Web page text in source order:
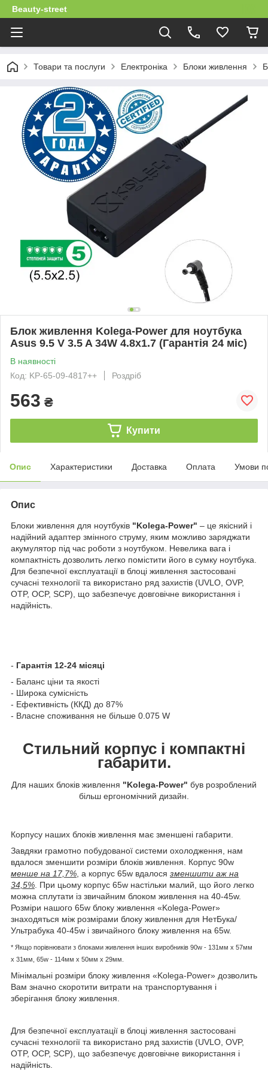
Beauty-street
Товари та послуги Електроніка Блоки живлення
Блок живлення Kolega-Power для ноутбука
Asus 9.5 V 3.5 A 34W 4.8x1.7 (Гарантія 24 міс)
В наявності
Код: KP-65-09-4817++
Роздріб
563 ₴
Купити
Опис Характеристики Доставка Оплата Умови
Опис
Блоки живлення для ноутбуків "Kolega-Power" – це якісний і
надійний адаптер змінного струму, яким можливо заряджати
акумулятор під час роботи з ноутбуком. Невелика вага і
компактність дозволить легко помістити його в сумку ноутбука.
Для безпечної експлуатації в блоці живлення застосовані
сучасні технології та використано ряд захистів (UVLO, OVP,
OTP, OCP, SCP), що забезпечує довговічне використання і
надійність.
- Гарантія 12-24 місяці
- Баланс ціни та якості
- Широка сумісність
- Ефективність (ККД) до 87%
- Власне споживання не більше 0.075 W
Стильний корпус і компактні
габарити.
Для наших блоків живлення "Kolega-Power" був розроблений
більш ергономічний дизайн.
Корпусу наших блоків живлення має зменшені габарити.
Завдяки грамотно побудованої системи охолодження, нам
вдалося зменшити розміри блоків живлення. Корпус 90w
менше на 17,7% , а корпус 65w вдалося зменшити аж на
34,5% . При цьому корпус 65w настільки малий, що його легко
можна сплутати із звичайним блоком живлення на 40-45w.
Розміри нашого 65w блоку живлення «Kolega-Power»
знаходяться між розмірами блоку живлення для НетБука/
Ультрабука 40-45w і звичайного блоку живлення на 65w.
* Якщо порівнювати з блоками живлення інших виробників 90w - 131мм x 57мм
x 31мм, 65w - 114мм х 50мм x 29мм.
Мінімальні розміри блоку живлення «Kolega-Power» дозволить
Вам значно скоротити витрати на транспортування і
зберігання блоку живлення.
Для безпечної експлуатації в блоці живлення застосовані
сучасні технології та використано ряд захистів (UVLO, OVP,
OTP, OCP, SCP), що забезпечує довговічне використання і
надійність.